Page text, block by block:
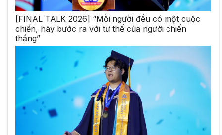
[FINAL TALK 2026] “Mỗi người đều có một cuộc
chiến, hãy bước ra với tư thế của người chiến
thắng”